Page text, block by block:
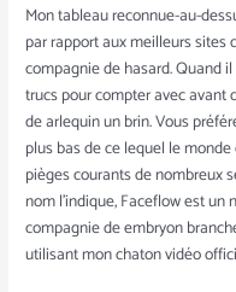
Mon tableau reconnue-au-
par rapport aux meilleurs sites
compagnie de hasard. Quand
trucs pour compter avec
de arlequin un brin. Vous
plus bas de ce lequel le
pièges courants de nombreux
nom l’indique, Faceflow est
compagnie de embryon
utilisant mon chaton vidéo